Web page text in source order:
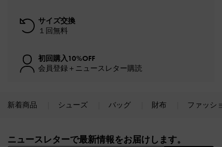
サイズ交換
１回無料
初回購入10%OFF
会員登録＋ニュースレター購読
新着商品 シューズ バッグ 財布 ファッシ
ニュースレターで最新情報をお届けします。​